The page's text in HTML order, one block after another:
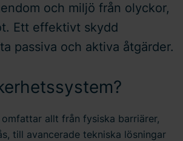
och miljö från olyckor,
Ett effektivt skydd
passiva och aktiva åtgärder.
allt från fysiska barriärer,
till avancerade tekniska lösningar